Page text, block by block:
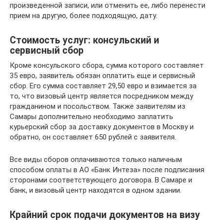
произведенной записи, или отменить ее, либо перенести
прием на другую, более подходящую, дату.
Стоимость услуг: консульский и
сервисный сбор
Кроме консульского сбора, сумма которого составляет
35 евро, заявитель обязан оплатить еще и сервисный
сбор. Его сумма составляет 29,50 евро и взимается за
то, что визовый центр является посредником между
гражданином и посольством. Также заявителям из
Самары дополнительно необходимо заплатить
курьерский сбор за доставку документов в Москву и
обратно, он составляет 650 рублей с заявителя.
Все виды сборов оплачиваются только наличным
способом оплаты в АО «Банк Интеза» после подписания
сторонами соответствующего договора. В Самаре и
банк, и визовый центр находятся в одном здании.
Крайний срок подачи документов на визу